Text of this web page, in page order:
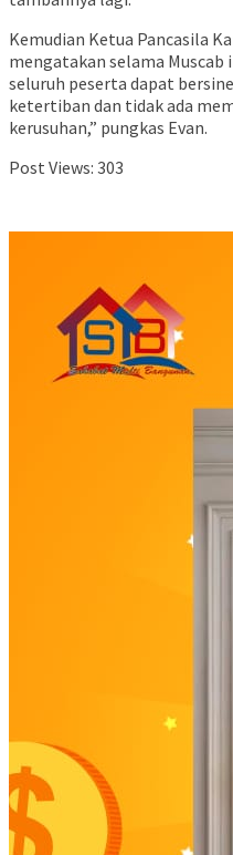
Kemudian Ketua Pancasila
mengatakan selama
seluruh peserta dapat
ketertiban dan tidak ada
kerusuhan,” pungkas Evan.
Post Views: 303